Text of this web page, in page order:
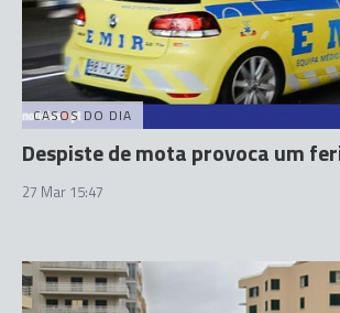
CASOS DO DIA
Despiste de mota provoca um
27 Mar 15:47